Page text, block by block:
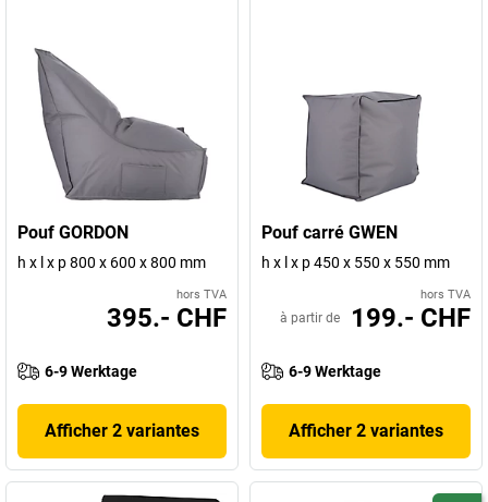
Pouf GORDON
h x l x p 800 x 600 x 800 mm
hors TVA
395.- CHF
6-9 Werktage
Afficher 2 variantes
Pouf carré GWEN
h x l x p 450 x 550 x 550 mm
hors TVA
à partir de 199.- CHF
6-9 Werktage
Afficher 2 variantes